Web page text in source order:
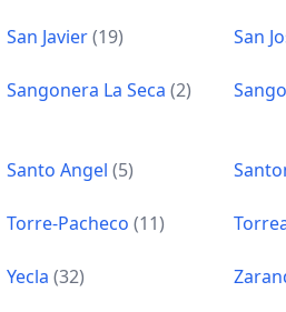
San Javier(19) San
Sangonera La Seca (2)
Santo Angel (5)
Torre-Pacheco (11)
Yecla (32)